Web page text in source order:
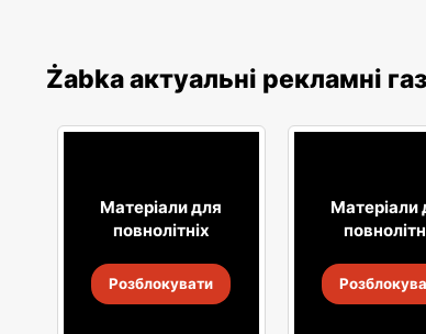
Żabka актуальні рекламні
Матеріали для
повнолітніх
Розблокувати
Матеріали